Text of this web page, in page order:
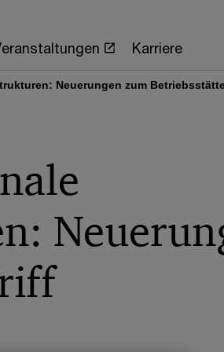
Karriere
Neuerungen zum